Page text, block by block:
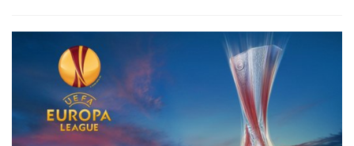
Джамбул Джигаури, Ника Квасхвадзе (Гогита Гогатишвили, 11;
Георгий Кимадзе, 36), Рати